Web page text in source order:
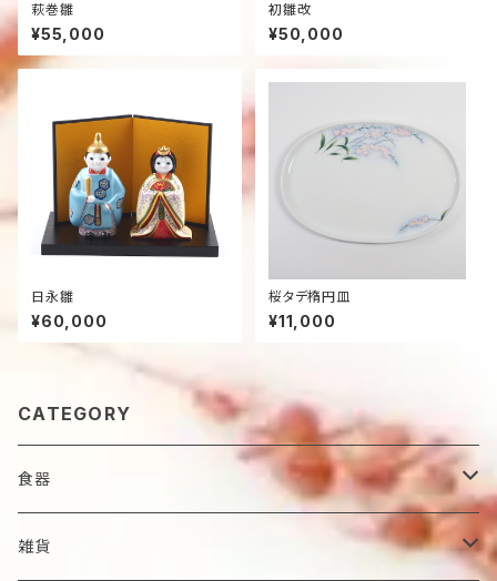
萩巻雛
¥55,000
初雛改
¥50,000
日永雛
¥60,000
桜タデ楕円皿
¥11,000
CATEGORY
食器
鉢
雑貨